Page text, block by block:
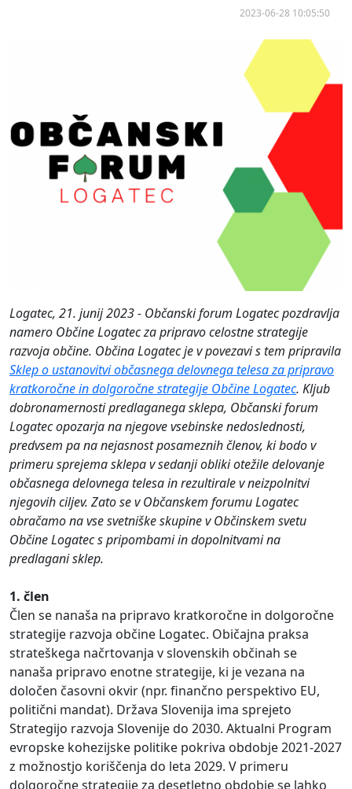
2023-06-28 10:05:50
Logatec, 21. junij 2023 - Občanski forum Logatec pozdravlja
namero Občine Logatec za pripravo celostne strategije
razvoja občine. Občina Logatec je v povezavi s tem pripravila
Sklep o ustanovitvi občasnega delovnega telesa za pripravo
kratkoročne in dolgoročne strategije Občine Logatec. Kljub
dobronamernosti predlaganega sklepa, Občanski forum
Logatec opozarja na njegove vsebinske nedoslednosti,
predvsem pa na nejasnost posameznih členov, ki bodo v
primeru sprejema sklepa v sedanji obliki otežile delovanje
občasnega delovnega telesa in rezultirale v neizpolnitvi
njegovih ciljev. Zato se v Občanskem forumu Logatec
obračamo na vse svetniške skupine v Občinskem svetu
Občine Logatec s pripombami in dopolnitvami na
predlagani sklep.
1. člen
Člen se nanaša na pripravo kratkoročne in dolgoročne
strategije razvoja občine Logatec. Običajna praksa
strateškega načrtovanja v slovenskih občinah se
nanaša pripravo enotne strategije, ki je vezana na
določen časovni okvir (npr. finančno perspektivo EU,
politični mandat). Država Slovenija ima sprejeto
Strategijo razvoja Slovenije do 2030. Aktualni Program
evropske kohezijske politike pokriva obdobje 2021-2027
z možnostjo koriščenja do leta 2029. V primeru
dolgoročne strategije za desetletno obdobje se lahko